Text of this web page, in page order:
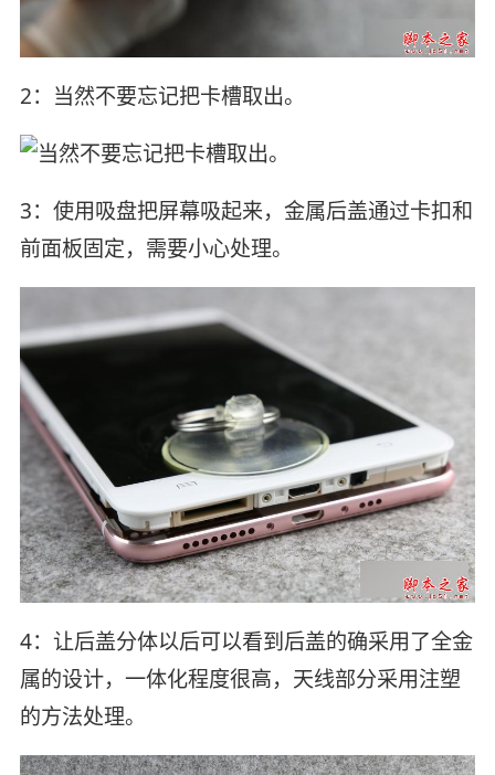
2：当然不要忘记把卡槽取出。
3：使用吸盘把屏幕吸起来，金属后盖通过卡扣和
前面板固定，需要小心处理。
4：让后盖分体以后可以看到后盖的确采用了全金
属的设计，一体化程度很高，天线部分采用注塑
的方法处理。